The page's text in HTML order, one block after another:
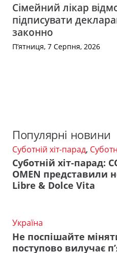
Сімейний лікар
підписувати
законно
П’ятниця, 7 Серпня, 2026
Популярні новини
Суботній хіт-парад,
Суботній хіт-парад:
OMEN представили
Libre & Dolce Vita
Україна
Не поспішайте
поступово вилучає